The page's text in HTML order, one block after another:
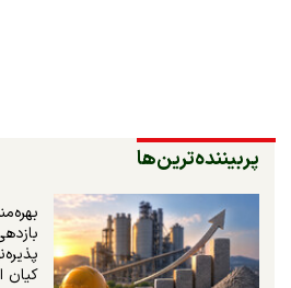
پربیننده‌ترین‌ها
کیان از ۱۸ مرداد